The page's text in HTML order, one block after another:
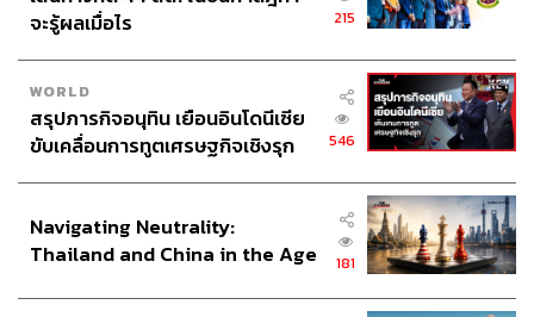
จะรู้ผลเมื่อไร
215
WORLD
สรุปภารกิจอนุทิน เยือนอินโดนีเซีย
ขับเคลื่อนการทูตเศรษฐกิจเชิงรุก
546
Navigating Neutrality:
Thailand and China in the Age
181